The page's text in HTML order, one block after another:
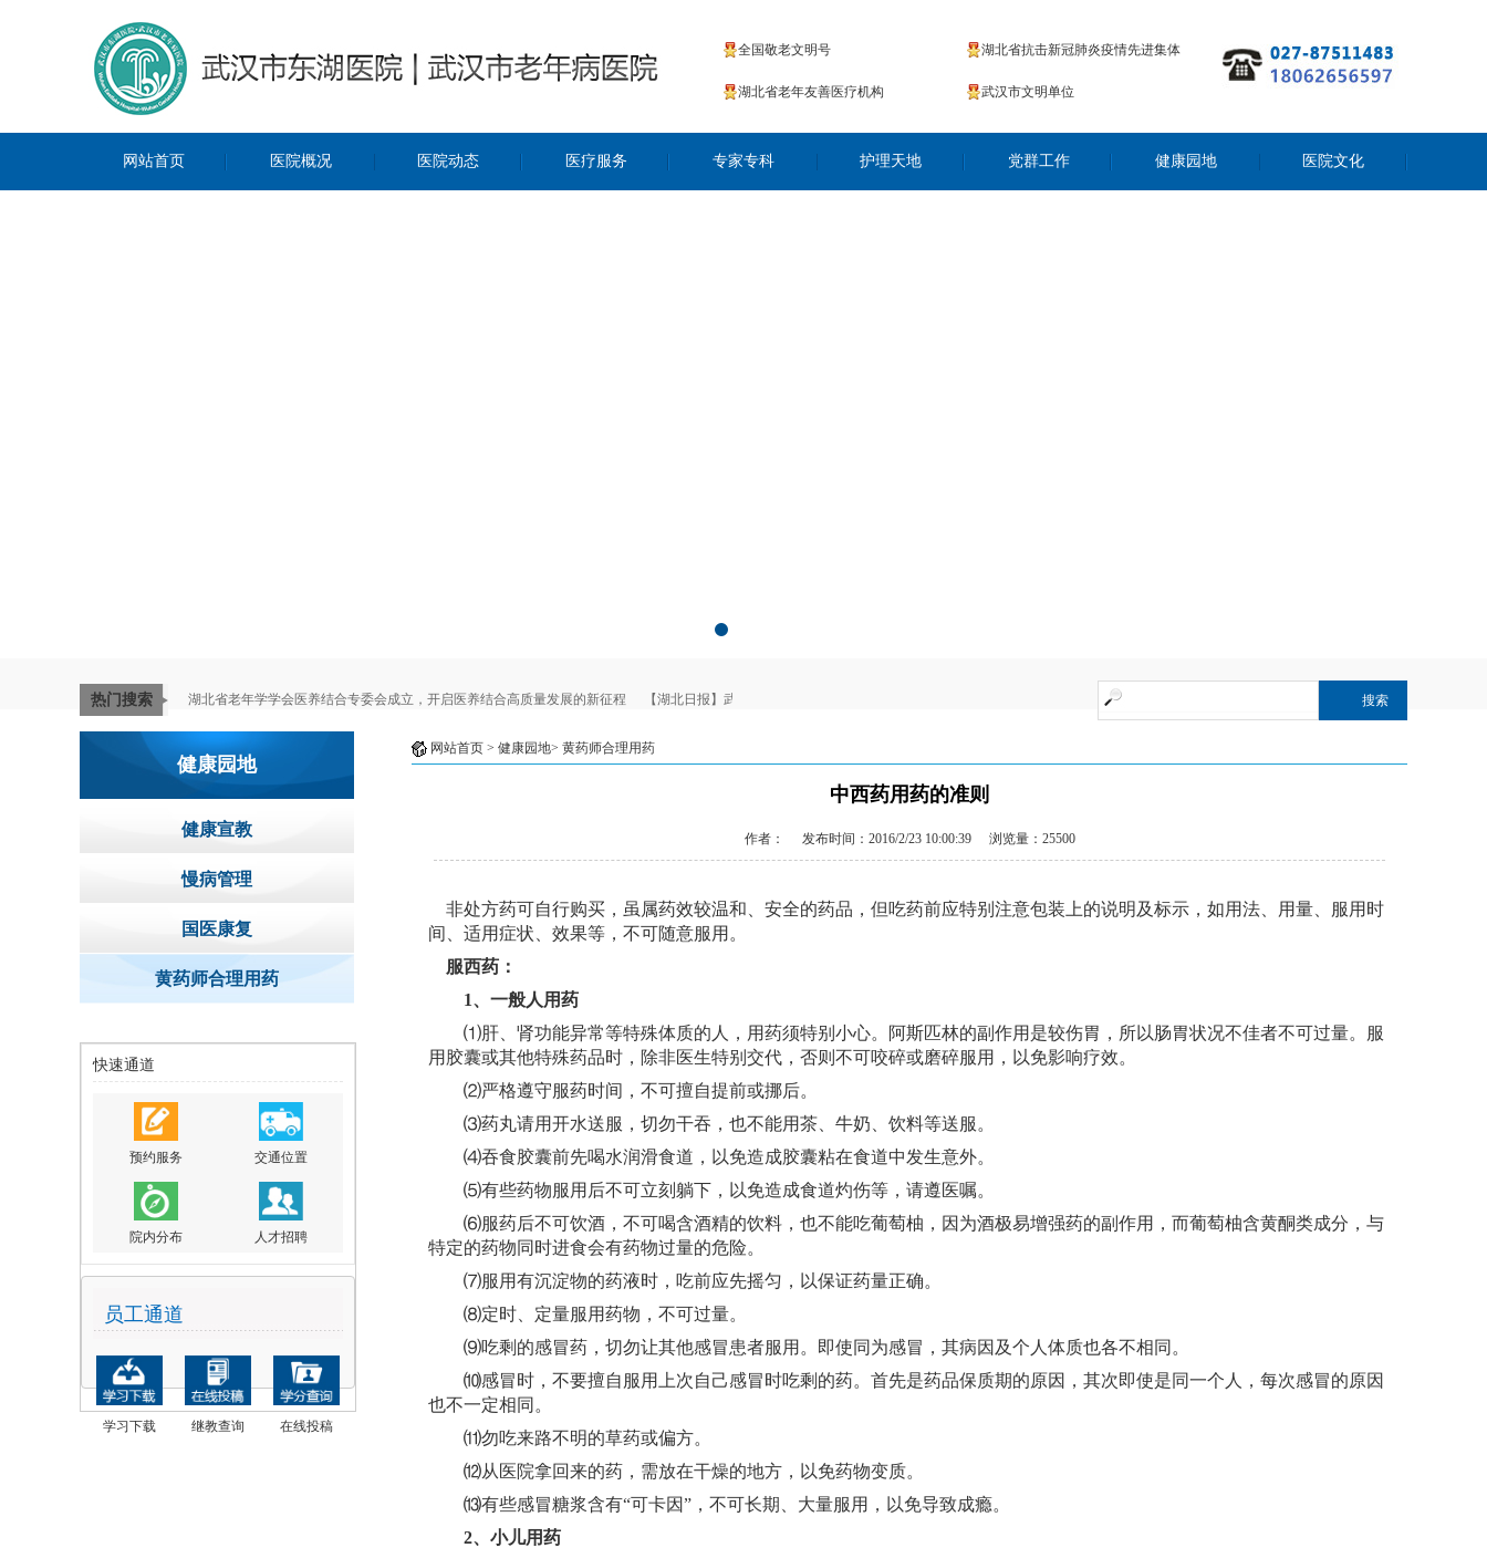
全国敬老文明号 湖北省抗击新冠肺炎疫情先进集体
湖北省老年友善医疗机构 武汉市文明单位
网站首页 医院概况 医院动态 医疗服务 专家专科 护理天地 党群工作 健康园地 医院文化
热门搜索 湖北省老年学学会医养结合专委会成立，开启医养结合高质量发展的新征程 【湖北日报】武汉市东湖医院为老年健康写就“医养融合”生动注解
健康园地
健康宣教
慢病管理
国医康复
黄药师合理用药
快速通道
预约服务 交通位置
院内分布 人才招聘
员工通道
学习下载 继教查询 在线投稿
网站首页 > 健康园地> 黄药师合理用药
中西药用药的准则
作者： 发布时间：2016/2/23 10:00:39 浏览量：25500
非处方药可自行购买，虽属药效较温和、安全的药品，但吃药前应特别注意包装上的说明及标示，如用法、用量、服用时
间、适用症状、效果等，不可随意服用。
服西药：
1、一般人用药
⑴肝、肾功能异常等特殊体质的人，用药须特别小心。阿斯匹林的副作用是较伤胃，所以肠胃状况不佳者不可过量。服
用胶囊或其他特殊药品时，除非医生特别交代，否则不可咬碎或磨碎服用，以免影响疗效。
⑵严格遵守服药时间，不可擅自提前或挪后。
⑶药丸请用开水送服，切勿干吞，也不能用茶、牛奶、饮料等送服。
⑷吞食胶囊前先喝水润滑食道，以免造成胶囊粘在食道中发生意外。
⑸有些药物服用后不可立刻躺下，以免造成食道灼伤等，请遵医嘱。
⑹服药后不可饮酒，不可喝含酒精的饮料，也不能吃葡萄柚，因为酒极易增强药的副作用，而葡萄柚含黄酮类成分，与
特定的药物同时进食会有药物过量的危险。
⑺服用有沉淀物的药液时，吃前应先摇匀，以保证药量正确。
⑻定时、定量服用药物，不可过量。
⑼吃剩的感冒药，切勿让其他感冒患者服用。即使同为感冒，其病因及个人体质也各不相同。
⑽感冒时，不要擅自服用上次自己感冒时吃剩的药。首先是药品保质期的原因，其次即使是同一个人，每次感冒的原因
也不一定相同。
⑾勿吃来路不明的草药或偏方。
⑿从医院拿回来的药，需放在干燥的地方，以免药物变质。
⒀有些感冒糖浆含有“可卡因”，不可长期、大量服用，以免导致成瘾。
2、小儿用药